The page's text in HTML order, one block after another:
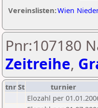
Vereinslisten:Wien
Pnr:107180
Zeitreihe,
tnrSt turnier
Elozahl per